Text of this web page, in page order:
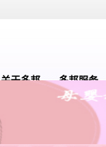
关于多邦 多邦服务